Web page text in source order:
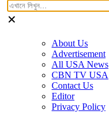
About Us
Advertisement
All USA News
CBN TV USA
Contact Us
Editor
Privacy Policy